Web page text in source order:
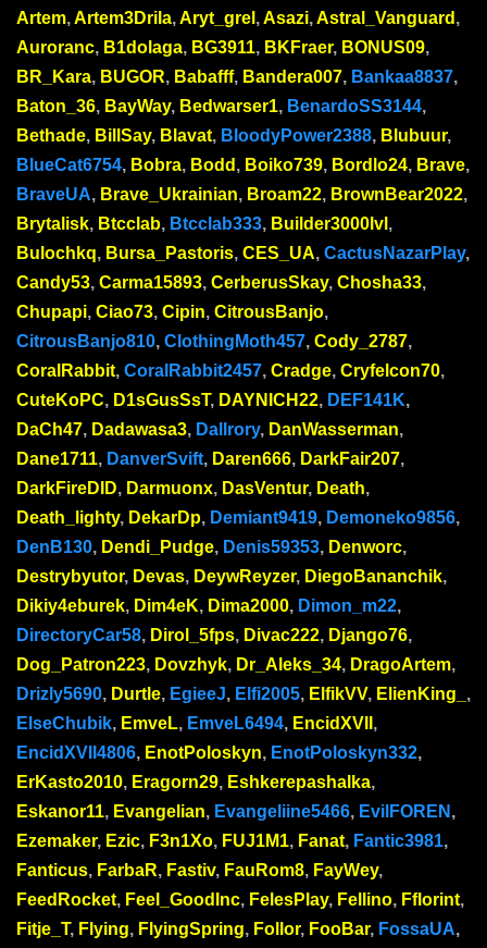
Artem,Artem3Drila,Aryt_grel ,Asazi,Astral_Vanguard ,
Auroranc, B1dolaga, BG3911, BKFraer, BONUS09,
BR_Kara, BUGOR, Babafff, Bandera007, Bankaa8837,
Baton_36, BayWay, Bedwarser1, BenardoSS3144,
Bethade, BillSay, Blavat, BloodyPower2388, Blubuur,
BlueCat6754, Bobra, Bodd , Boiko739, Bordlo24, Brave,
BraveUA, Brave_Ukrainian, Broam22, BrownBear2022,
Brytalisk, Btcclab, Btcclab333, Builder3000lvl ,
Bulochkq, Bursa_Pastoris, CES_UA, CactusNazarPlay,
Candy53, Carma15893, CerberusSkay, Chosha33,
Chupapi, Ciao73, Cipin, CitrousBanjo,
CitrousBanjo810, ClothingMoth457, Cody_2787,
CoralRabbit, CoralRabbit2457, Cradge, Cryfelcon70,
CuteKoPC, D1sGusSsT, DAYNICH22, DEF141K,
DaCh47, Dadawasa3, Dallrory, DanWasserman,
Dane1711, DanverSvift, Daren666, DarkFair207,
DarkFireDID, Darmuonx, DasVentur, Death,
Death_lighty, DekarDp, Demiant9419, Demoneko9856,
DenB130, Dendi_Pudge, Denis59353, Denworc,
Destrybyutor, Devas, DeywReyzer, DiegoBananchik,
Dikiy4eburek, Dim4eK, Dima2000, Dimon_m22,
DirectoryCar58, Dirol_5fps, Divac222, Django76,
Dog_Patron223, Dovzhyk, Dr_Aleks_34, DragoArtem,
Drizly5690, Durtle, EgieeJ, Elfi2005, ElfikVV, ElienKing_ ,
ElseChubik, EmveL, EmveL6494, EncidXVII ,
EncidXVII4806, EnotPoloskyn, EnotPoloskyn332,
ErKasto2010, Eragorn29, Eshkerepashalka,
Eskanor11, Evangelian, Evangeliine5466, EvilFOREN ,
Ezemaker, Ezic, F3n1Xo, FUJ1M1, Fanat, Fantic3981,
Fanticus, FarbaR, Fastiv, FauRom8, FayWey,
FeedRocket, Feel_GoodInc, FelesPlay, Fellino, Fflorint,
Fitje_T, Flying, FlyingSpring, Follor, FooBar, FossaUA,